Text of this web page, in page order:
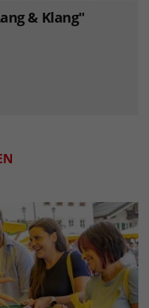
& Klang"